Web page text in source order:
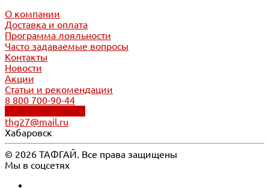
О компании
Доставка и оплата
Программа лояльности
Часто задаваемые вопросы
Контакты
Новости
Акции
Статьи и рекомендации
8 800 700-90-44
thg27@mail.ru
Хабаровск
© 2026 ТАФГАЙ. Все права защищены
Мы в соцсетях